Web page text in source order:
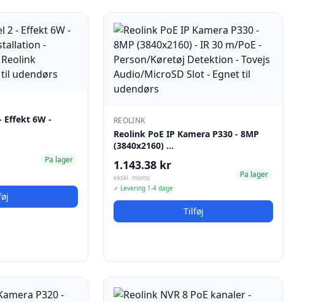
Effekt 6W -
Pa lager
REOLINK
Reolink PoE IP Kamera P330 - 8MP
(3840x2160) …
1.143.38 kr
ekskl. moms
✓ Levering 1-4 dage
Pa lager
Tilføj